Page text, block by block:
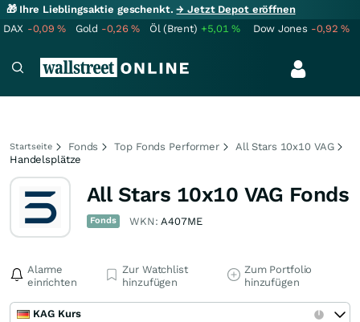
🎁 Ihre Lieblingsaktie geschenkt.→ Jetzt Depot eröffnen
DAX -0,09% Gold -0,26% Öl (Brent) +5,01% Dow Jones -0,92%
Startseite Fonds Top Fonds Performer
All Stars 10x10 VAG
Handelsplätze
All Stars 10x10 VAG Fonds
Fonds WKN:A407ME
Alarme
einrichten
Zur Watchlist
hinzufügen
Zum Portfolio
hinzufügen
KAG Kurs